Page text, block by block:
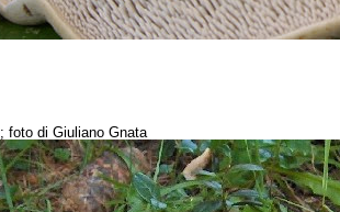
; foto di Giuliano Gnata